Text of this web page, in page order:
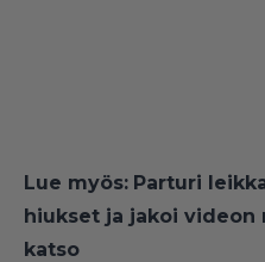
Lue myös: Parturi
hiukset ja jakoi videon
katso